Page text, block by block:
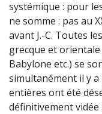
systémique : pour
ne somme : pas au
avant J.-C. Toutes
grecque et orientale
Babylone etc.) se
simultanément il y
entières ont été
définitivement vidée